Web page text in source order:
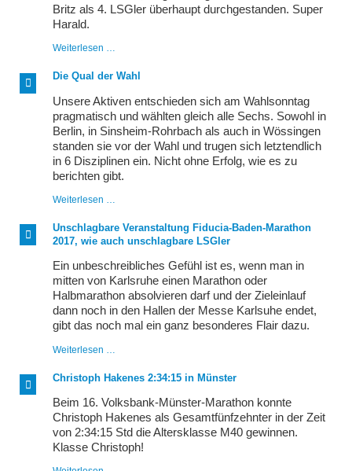
Britz als 4. LSGler überhaupt durchgestanden. Super
Harald.
Weiterlesen …
Harald
Menzel
Ziel
Die Qual der Wahl
Unsere Aktiven entschieden sich am Wahlsonntag
pragmatisch und wählten gleich alle Sechs. Sowohl in
Berlin, in Sinsheim-Rohrbach als auch in Wössingen
standen sie vor der Wahl und trugen sich letztendlich
in 6 Disziplinen ein. Nicht ohne Erfolg, wie es zu
berichten gibt.
Weiterlesen …
der
Wahl
Unschlagbare Veranstaltung Fiducia-Baden-Marathon
2017, wie auch unschlagbare LSGler
Ein unbeschreibliches Gefühl ist es, wenn man in
mitten von Karlsruhe einen Marathon oder
Halbmarathon absolvieren darf und der Zieleinlauf
dann noch in den Hallen der Messe Karlsuhe endet,
gibt das noch mal ein ganz besonderes Flair dazu.
Weiterlesen …
Fiducia-
Baden-
Marathon
2017,
wie
auch
unschlagbare
LSGler
Christoph Hakenes 2:34:15 in Münster
Beim 16. Volksbank-Münster-Marathon konnte
Christoph Hakenes als Gesamtfünfzehnter in der Zeit
von 2:34:15 Std die Altersklasse M40 gewinnen.
Klasse Christoph!